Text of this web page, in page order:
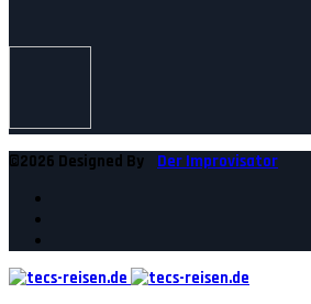
©2026 Designed By Der Improvisator